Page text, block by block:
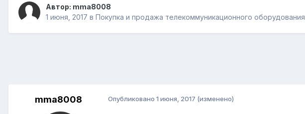
Автор: mma8008
1 июня, 2017 в Покупка и продажа телекоммуникационного оборудования
mma8008 Опубликовано 1 июня, 2017 (изменено)